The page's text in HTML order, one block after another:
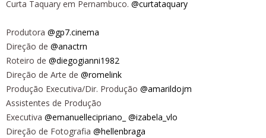
Curta Taquary em Pernambuco. @curtataquary
Produtora @gp7.cinema
Direção de @anactrn
Roteiro de @diegogianni1982
Direção de Arte de @romelink
Produção Executiva/Dir. Produção @amarildojm
Assistentes de Produção
Executiva @emanuellecipriano_ @izabela_vlo
Direção de Fotografia @hellenbraga